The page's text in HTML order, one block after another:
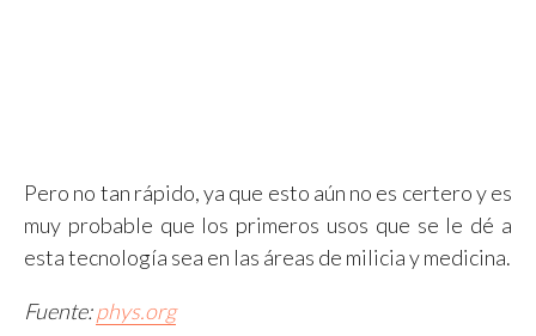
Pero no tan rápido, ya que esto aún no es certero y es
muy probable que los primeros usos que se le dé a
esta tecnología sea en las áreas de milicia y medicina.
Fuente:phys.org